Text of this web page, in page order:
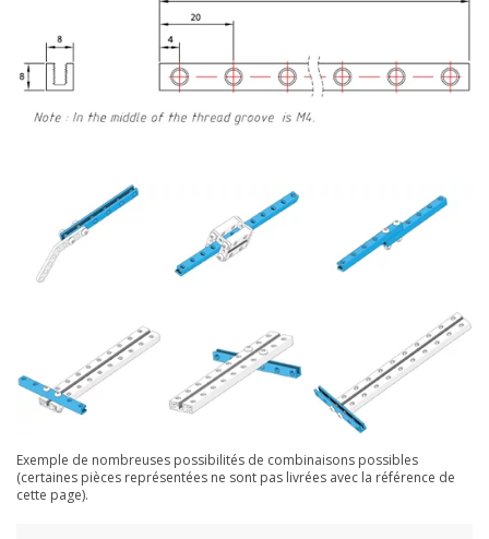
Exemple de nombreuses possibilités de combinaisons possibles
(certaines pièces représentées ne sont pas livrées avec la référence de
cette page).